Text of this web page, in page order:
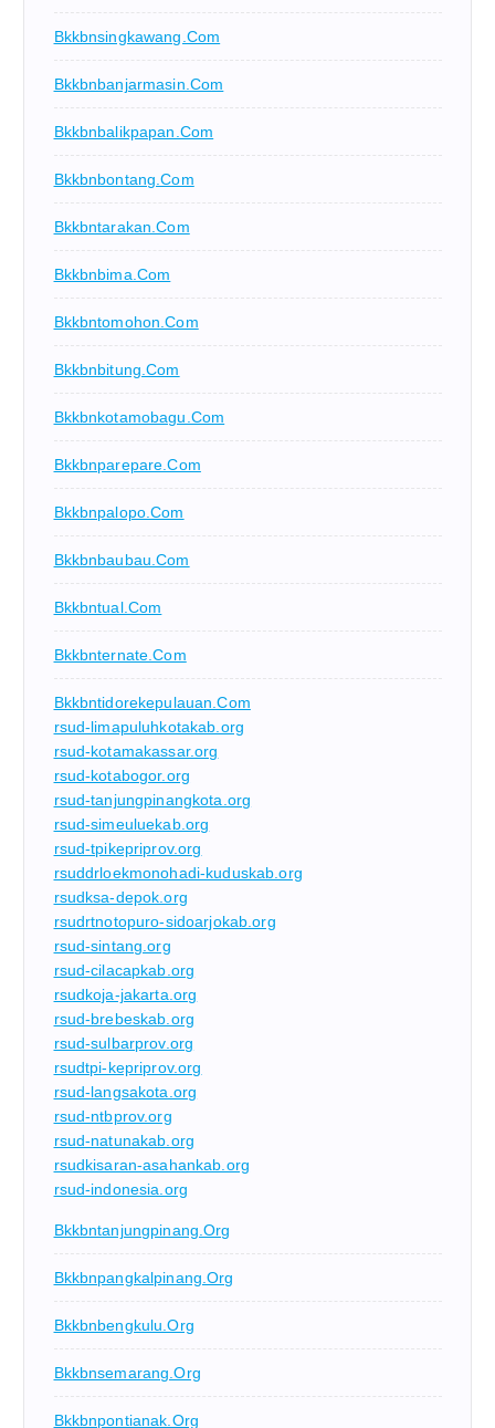
Bkkbnsingkawang.com
Bkkbnbanjarmasin.com
Bkkbnbalikpapan.com
Bkkbnbontang.com
Bkkbntarakan.com
Bkkbnbima.com
Bkkbntomohon.com
Bkkbnbitung.com
Bkkbnkotamobagu.com
Bkkbnparepare.com
Bkkbnpalopo.com
Bkkbnbaubau.com
Bkkbntual.com
Bkkbnternate.com
Bkkbntidorekepulauan.com
rsud-limapuluhkotakab.org
rsud-kotamakassar.org
rsud-kotabogor.org
rsud-tanjungpinangkota.org
rsud-simeuluekab.org
rsud-tpikepriprov.org
rsuddrloekmonohadi-kuduskab.org
rsudksa-depok.org
rsudrtnotopuro-sidoarjokab.org
rsud-sintang.org
rsud-cilacapkab.org
rsudkoja-jakarta.org
rsud-brebeskab.org
rsud-sulbarprov.org
rsudtpi-kepriprov.org
rsud-langsakota.org
rsud-ntbprov.org
rsud-natunakab.org
rsudkisaran-asahankab.org
rsud-indonesia.org
Bkkbntanjungpinang.org
Bkkbnpangkalpinang.org
Bkkbnbengkulu.org
Bkkbnsemarang.org
Bkkbnpontianak.org